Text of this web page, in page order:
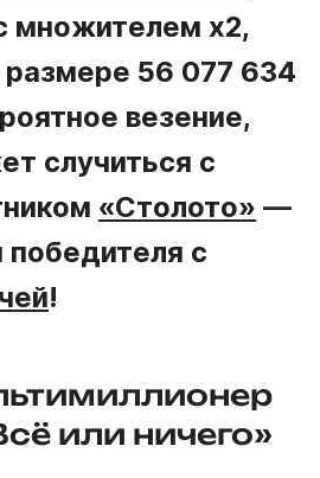
множителем x2,
размере 56 077 634
везение,
случиться с
«Столото» —
с
!
или ничего»